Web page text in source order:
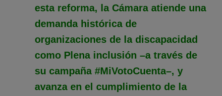
esta reforma, la Cámara atiende una
demanda histórica de
organizaciones de la discapacidad
como Plena inclusión –a través de
su campaña #MiVotoCuenta–, y
avanza en el cumplimiento de la